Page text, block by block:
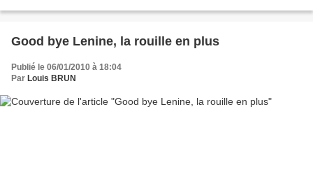
Good bye Lenine, la rouille en plus
Publié le 06/01/2010 à 18:04
Par Louis BRUN